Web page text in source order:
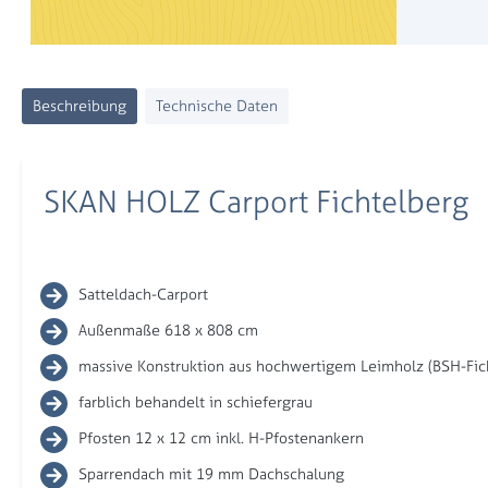
Beschreibung Technische Daten
SKAN HOLZ Carport Fichtelberg
Satteldach-Carport
Außenmaße 618 x 808 cm
massive Konstruktion aus hochwertigem Leimholz (BSH-
farblich behandelt in schiefergrau
Pfosten 12 x 12 cm inkl. H-Pfostenankern
Sparrendach mit 19 mm Dachschalung